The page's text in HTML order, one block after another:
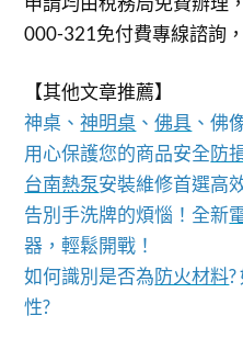
000-321免付費專線諮詢
【其他文章推薦】
神桌、神明桌 、佛具 、佛
用心保護您的商品安全防
台南熱泵安裝維修首選高
告別手洗牌的煩惱！全新
器，輕鬆開戰！
如何識別是否為防火材料
性?